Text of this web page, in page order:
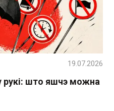
рукі: што яшчэ можна
19.07.2026